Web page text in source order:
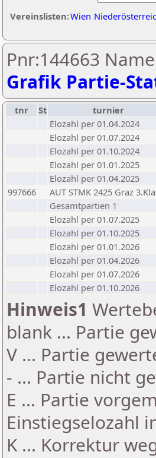
Vereinslisten:Wien
Pnr:144663
Grafik Partie-
tnr St turnier
Elozahl per 01.04.2024
Elozahl per 01.07.2024
Elozahl per 01.10.2024
Elozahl per 01.01.2025
Elozahl per 01.04.2025
997666
AUT STMK 2425 Graz
Gesamtpartien 1
Elozahl per 01.07.2025
Elozahl per 01.10.2025
Elozahl per 01.01.2026
Elozahl per 01.04.2026
Elozahl per 01.07.2026
Elozahl per 01.10.2026
Hinweis1
blank ... Partie
V ... Partie
- ... Partie nicht
E ... Partie
Einstiegselozahl
K ... Korrektur